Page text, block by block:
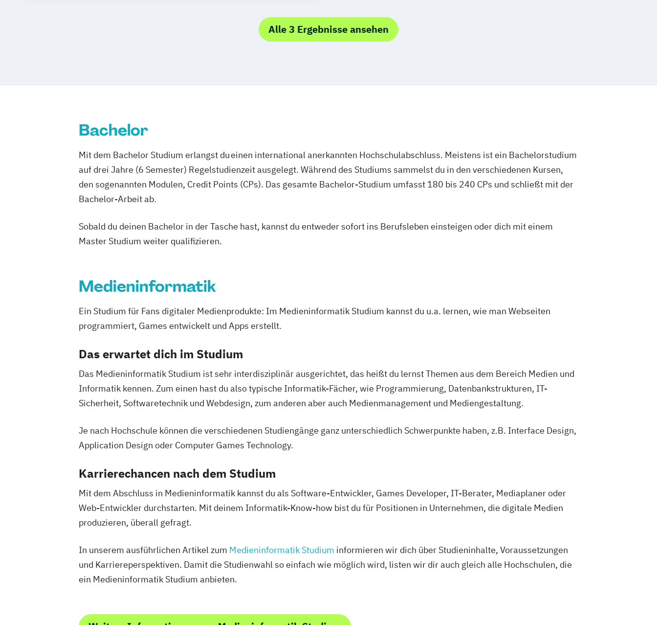
Alle 3 Ergebnisse ansehen
Bachelor
Mit dem Bachelor Studium erlangst du einen international anerkannten Hochschulabschluss. Meistens ist ein Bachelorstudium
auf drei Jahre (6 Semester) Regelstudienzeit ausgelegt. Während des Studiums sammelst du in den verschiedenen Kursen,
den sogenannten Modulen, Credit Points (CPs). Das gesamte Bachelor-Studium umfasst 180 bis 240 CPs und schließt mit der
Bachelor-Arbeit ab.
Sobald du deinen Bachelor in der Tasche hast, kannst du entweder sofort ins Berufsleben einsteigen oder dich mit einem
Master Studium weiter qualifizieren.
Medieninformatik
Ein Studium für Fans digitaler Medienprodukte: Im Medieninformatik Studium kannst du u.a. lernen, wie man Webseiten
programmiert, Games entwickelt und Apps erstellt.
Das erwartet dich im Studium
Das Medieninformatik Studium ist sehr interdisziplinär ausgerichtet, das heißt du lernst Themen aus dem Bereich Medien und
Informatik kennen. Zum einen hast du also typische Informatik-Fächer, wie Programmierung, Datenbankstrukturen, IT-
Sicherheit, Softwaretechnik und Webdesign, zum anderen aber auch Medienmanagement und Mediengestaltung.
Je nach Hochschule können die verschiedenen Studiengänge ganz unterschiedlich Schwerpunkte haben, z.B. Interface Design,
Application Design oder Computer Games Technology.
Karrierechancen nach dem Studium
Mit dem Abschluss in Medieninformatik kannst du als Software-Entwickler, Games Developer, IT-Berater, Mediaplaner oder
Web-Entwickler durchstarten. Mit deinem Informatik-Know-how bist du für Positionen in Unternehmen, die digitale Medien
produzieren, überall gefragt.
In unserem ausführlichen Artikel zum Medieninformatik Studium informieren wir dich über Studieninhalte, Voraussetzungen
und Karriereperspektiven. Damit die Studienwahl so einfach wie möglich wird, listen wir dir auch gleich alle Hochschulen, die
ein Medieninformatik Studium anbieten.